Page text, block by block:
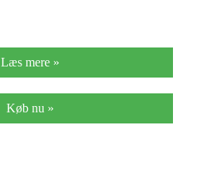
Læs mere »
Køb nu »